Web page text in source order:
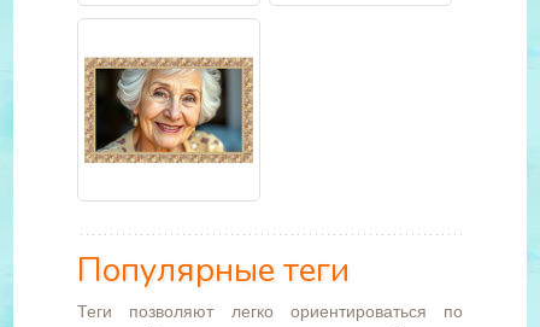
Популярные теги
Теги позволяют легко ориентироваться по